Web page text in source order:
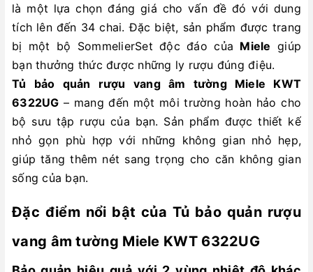
là một lựa chọn đáng giá cho vấn đề đó với dung
tích lên đến 34 chai. Đặc biệt, sản phẩm được trang
bị một bộ SommelierSet độc đáo của Miele giúp
bạn thưởng thức được những ly rượu đúng điệu.
Tủ bảo quản rượu vang âm tường Miele KWT
6322UG – mang đến một môi trường hoàn hảo cho
bộ sưu tập rượu của bạn. Sản phẩm được thiết kế
nhỏ gọn phù hợp với những không gian nhỏ hẹp,
giúp tăng thêm nét sang trọng cho căn không gian
sống của bạn.
Đặc điểm nổi bật của Tủ bảo quản rượu
vang âm tường Miele KWT 6322UG